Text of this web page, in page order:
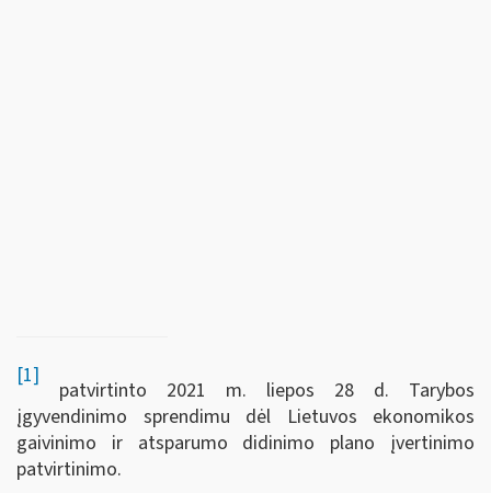
[1]
patvirtinto 2021 m. liepos 28 d. Tarybos
įgyvendinimo sprendimu dėl Lietuvos ekonomikos
gaivinimo ir atsparumo didinimo plano įvertinimo
patvirtinimo.